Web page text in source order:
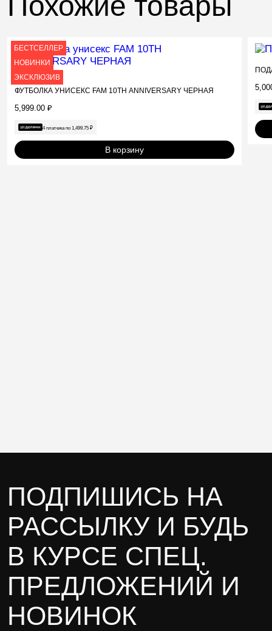
БЕСТСЕЛЛЕР
НОВИНКИ
ЭКСКЛЮЗИВ
FAM.CAP
ФУТБОЛКА УНИСЕКС FAM 10TH ANNIVERSARY ЧЕРНАЯ
5,999.00 ₽
4 платежа по 1,499.75 ₽
В корзину
ПОДПИШИСЬ НА
РАССЫЛКУ И БУДЬ
В КУРСЕ СПЕЦ.
ПРЕДЛОЖЕНИЙ И
НОВИНОК